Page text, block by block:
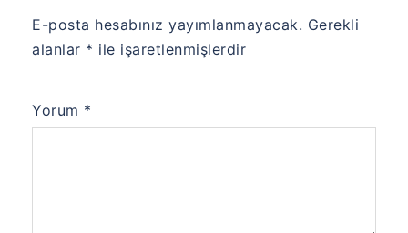
E-posta hesabınız yayımlanmayacak. Gerekli
alanlar * ile işaretlenmişlerdir
Yorum *